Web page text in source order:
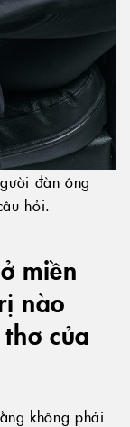
đàn ông
hỏi.
miền
nào
của
không phải